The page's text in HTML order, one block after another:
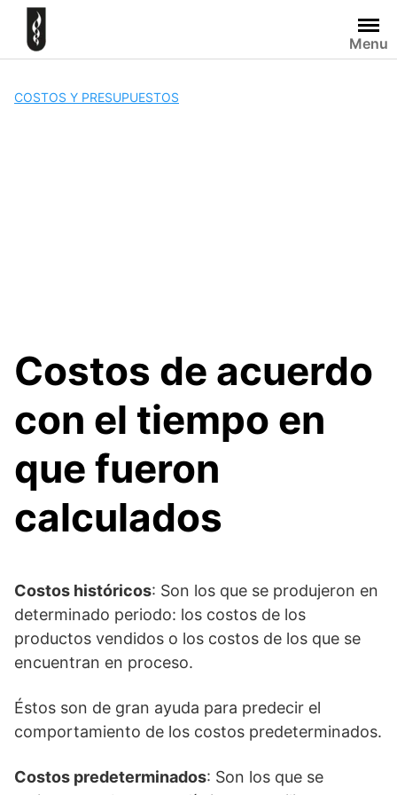
Skip
content
Menu
COSTOS Y PRESUPUESTOS
Costos de acuerdo
con el tiempo en
que fueron
calculados
Costos históricos: Son los que se produjeron en
determinado periodo: los costos de los
productos vendidos o los costos de los que se
encuentran en proceso.
Éstos son de gran ayuda para predecir el
comportamiento de los costos predeterminados.
Costos predeterminados: Son los que se